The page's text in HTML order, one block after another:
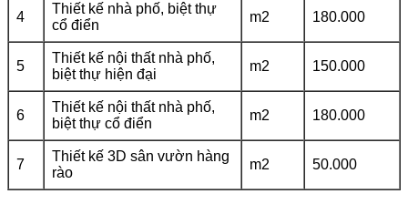
4
Thiết kế nhà phố, biệt thự
cổ điển
m2 180.000
5
Thiết kế nội thất nhà phố,
biệt thự hiện đại
m2 150.000
6
Thiết kế nội thất nhà phố,
biệt thự cổ điển
m2 180.000
7
Thiết kế 3D sân vườn hàng
rào
m2 50.000